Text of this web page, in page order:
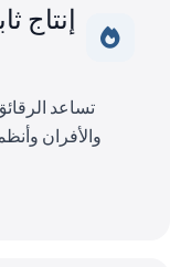
إنتاج
تساعد
والأفران